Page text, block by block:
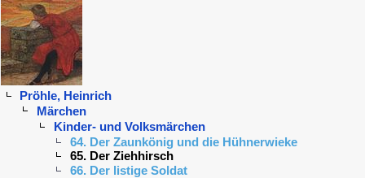
Pröhle, Heinrich
Märchen
Kinder- und Volksmärchen
64. Der Zaunkönig und die Hühnerwieke
65. Der Ziehhirsch
66. Der listige Soldat